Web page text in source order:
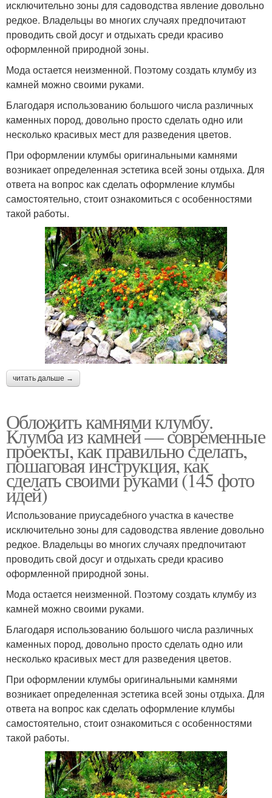
исключительно зоны для садоводства явление довольно
редкое. Владельцы во многих случаях предпочитают
проводить свой досуг и отдыхать среди красиво
оформленной природной зоны.
Мода остается неизменной. Поэтому создать клумбу из
камней можно своими руками.
Благодаря использованию большого числа различных
каменных пород, довольно просто сделать одно или
несколько красивых мест для разведения цветов.
При оформлении клумбы оригинальными камнями
возникает определенная эстетика всей зоны отдыха. Для
ответа на вопрос как сделать оформление клумбы
самостоятельно, стоит ознакомиться с особенностями
такой работы.
читать дальше →
Обложить камнями клумбу.
Клумба из камней — современные
проекты, как правильно сделать,
пошаговая инструкция, как
сделать своими руками (145 фото
идей)
Использование приусадебного участка в качестве
исключительно зоны для садоводства явление довольно
редкое. Владельцы во многих случаях предпочитают
проводить свой досуг и отдыхать среди красиво
оформленной природной зоны.
Мода остается неизменной. Поэтому создать клумбу из
камней можно своими руками.
Благодаря использованию большого числа различных
каменных пород, довольно просто сделать одно или
несколько красивых мест для разведения цветов.
При оформлении клумбы оригинальными камнями
возникает определенная эстетика всей зоны отдыха. Для
ответа на вопрос как сделать оформление клумбы
самостоятельно, стоит ознакомиться с особенностями
такой работы.